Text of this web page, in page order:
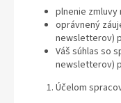
plnenie zmluvy
oprávnený
newsletterov)
Váš súhlas so
newsletterov)
Účelom